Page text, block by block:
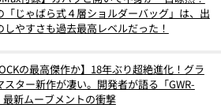
「じゃばら式４層ショルダーバッグ」は、出
しやすさも過去最高レベルだった！
の最高傑作か】18年ぶり超絶進化！グラ
スター新作が凄い。開発者が語る「GWR-
最新ムーブメントの衝撃